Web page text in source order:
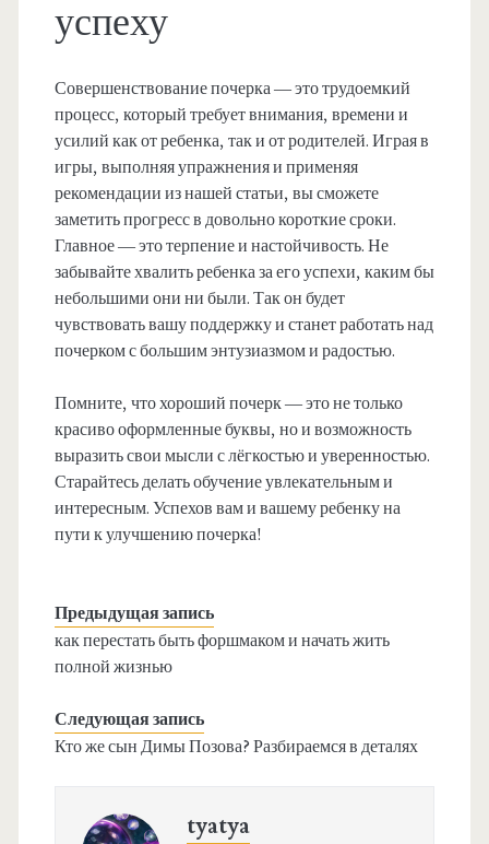
успеху
Совершенствование почерка — это трудоемкий
процесс, который требует внимания, времени и
усилий как от ребенка, так и от родителей. Играя в
игры, выполняя упражнения и применяя
рекомендации из нашей статьи, вы сможете
заметить прогресс в довольно короткие сроки.
Главное — это терпение и настойчивость. Не
забывайте хвалить ребенка за его успехи, каким бы
небольшими они ни были. Так он будет
чувствовать вашу поддержку и станет работать над
почерком с большим энтузиазмом и радостью.
Помните, что хороший почерк — это не только
красиво оформленные буквы, но и возможность
выразить свои мысли с лёгкостью и уверенностью.
Старайтесь делать обучение увлекательным и
интересным. Успехов вам и вашему ребенку на
пути к улучшению почерка!
Предыдущая запись
как перестать быть форшмаком и начать жить
полной жизнью
Следующая запись
Кто же сын Димы Позова? Разбираемся в деталях
tyatya